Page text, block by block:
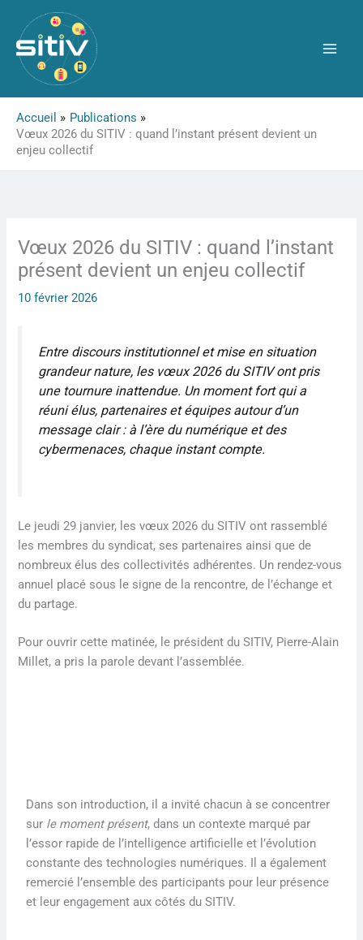
contenu
Accueil
Publications
Vœux 2026 du SITIV : quand l’instant présent devient un
enjeu collectif
Vœux 2026 du SITIV : quand l’instant
présent devient un enjeu collectif
10 février 2026
Entre discours institutionnel et mise en situation
grandeur nature, les vœux 2026 du SITIV ont pris
une tournure inattendue. Un moment fort qui a
réuni élus, partenaires et équipes autour d’un
message clair : à l’ère du numérique et des
cybermenaces, chaque instant compte.
Le jeudi 29 janvier, les vœux 2026 du SITIV ont rassemblé
les membres du syndicat, ses partenaires ainsi que de
nombreux élus des collectivités adhérentes. Un rendez-vous
annuel placé sous le signe de la rencontre, de l’échange et
du partage.
Pour ouvrir cette matinée, le président du SITIV, Pierre-Alain
Millet, a pris la parole devant l’assemblée.
Dans son introduction, il a invité chacun à se concentrer
sur le moment présent, dans un contexte marqué par
l’essor rapide de l’intelligence artificielle et l’évolution
constante des technologies numériques. Il a également
remercié l’ensemble des participants pour leur présence
et leur engagement aux côtés du SITIV.